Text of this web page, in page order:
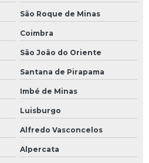
São Roque de Minas
Coimbra
São João do Oriente
Santana de Pirapama
Imbé de Minas
Luisburgo
Alfredo Vasconcelos
Alpercata